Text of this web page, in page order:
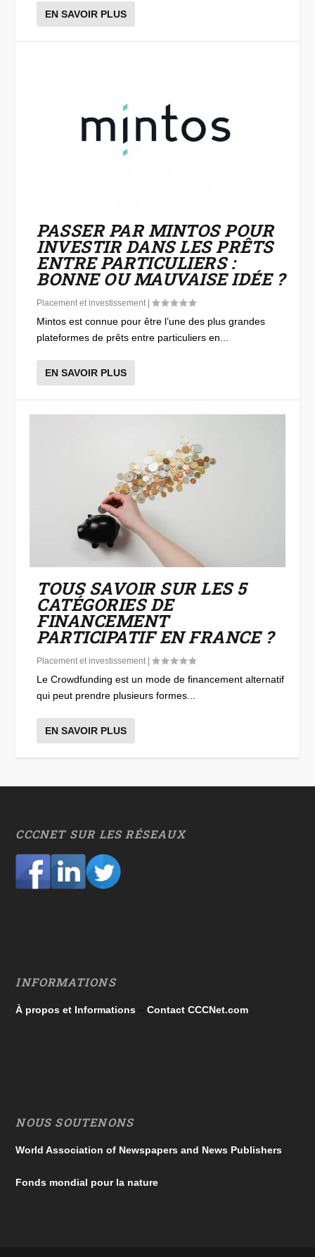
EN SAVOIR PLUS
PASSER PAR MINTOS POUR
INVESTIR DANS LES PRÊTS
ENTRE PARTICULIERS :
BONNE OU MAUVAISE IDÉE ?
Placement et investissement |
Mintos est connue pour être l’une des plus grandes
plateformes de prêts entre particuliers en...
EN SAVOIR PLUS
TOUS SAVOIR SUR LES 5
CATÉGORIES DE
FINANCEMENT
PARTICIPATIF EN FRANCE ?
Placement et investissement|
Le Crowdfunding est un mode de financement alternatif
qui peut prendre plusieurs formes...
EN SAVOIR PLUS
CCCNET SUR LES RÉSEAUX
INFORMATIONS
À propos et Informations –Contact CCCNet.com
NOUS SOUTENONS
World Association of Newspapers and News Publishers
Fonds mondial pour la nature